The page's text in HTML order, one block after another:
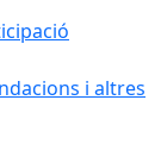
i altres